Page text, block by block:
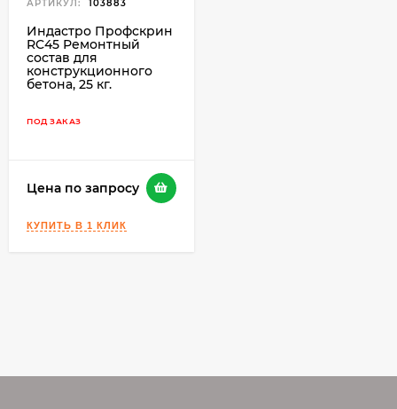
АРТИКУЛ: 103883
Индастро Профскрин
RC45 Ремонтный
состав для
конструкционного
бетона, 25 кг.
ПОД ЗАКАЗ
Цена по запросу